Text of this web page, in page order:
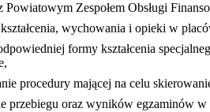
Powiatowym Zespołem Obsługi
wychowania i opieki w
formy kształcenia
procedury mającej na celu
przebiegu oraz wyników egzaminów w